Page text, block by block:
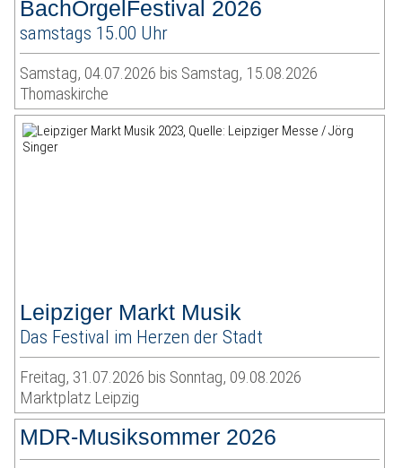
BachOrgelFestival 2026
samstags 15.00 Uhr
Samstag, 04.07.2026 bis Samstag, 15.08.2026
Thomaskirche
Leipziger Markt Musik
Das Festival im Herzen der Stadt
Freitag, 31.07.2026 bis Sonntag, 09.08.2026
Marktplatz Leipzig
MDR-Musiksommer 2026